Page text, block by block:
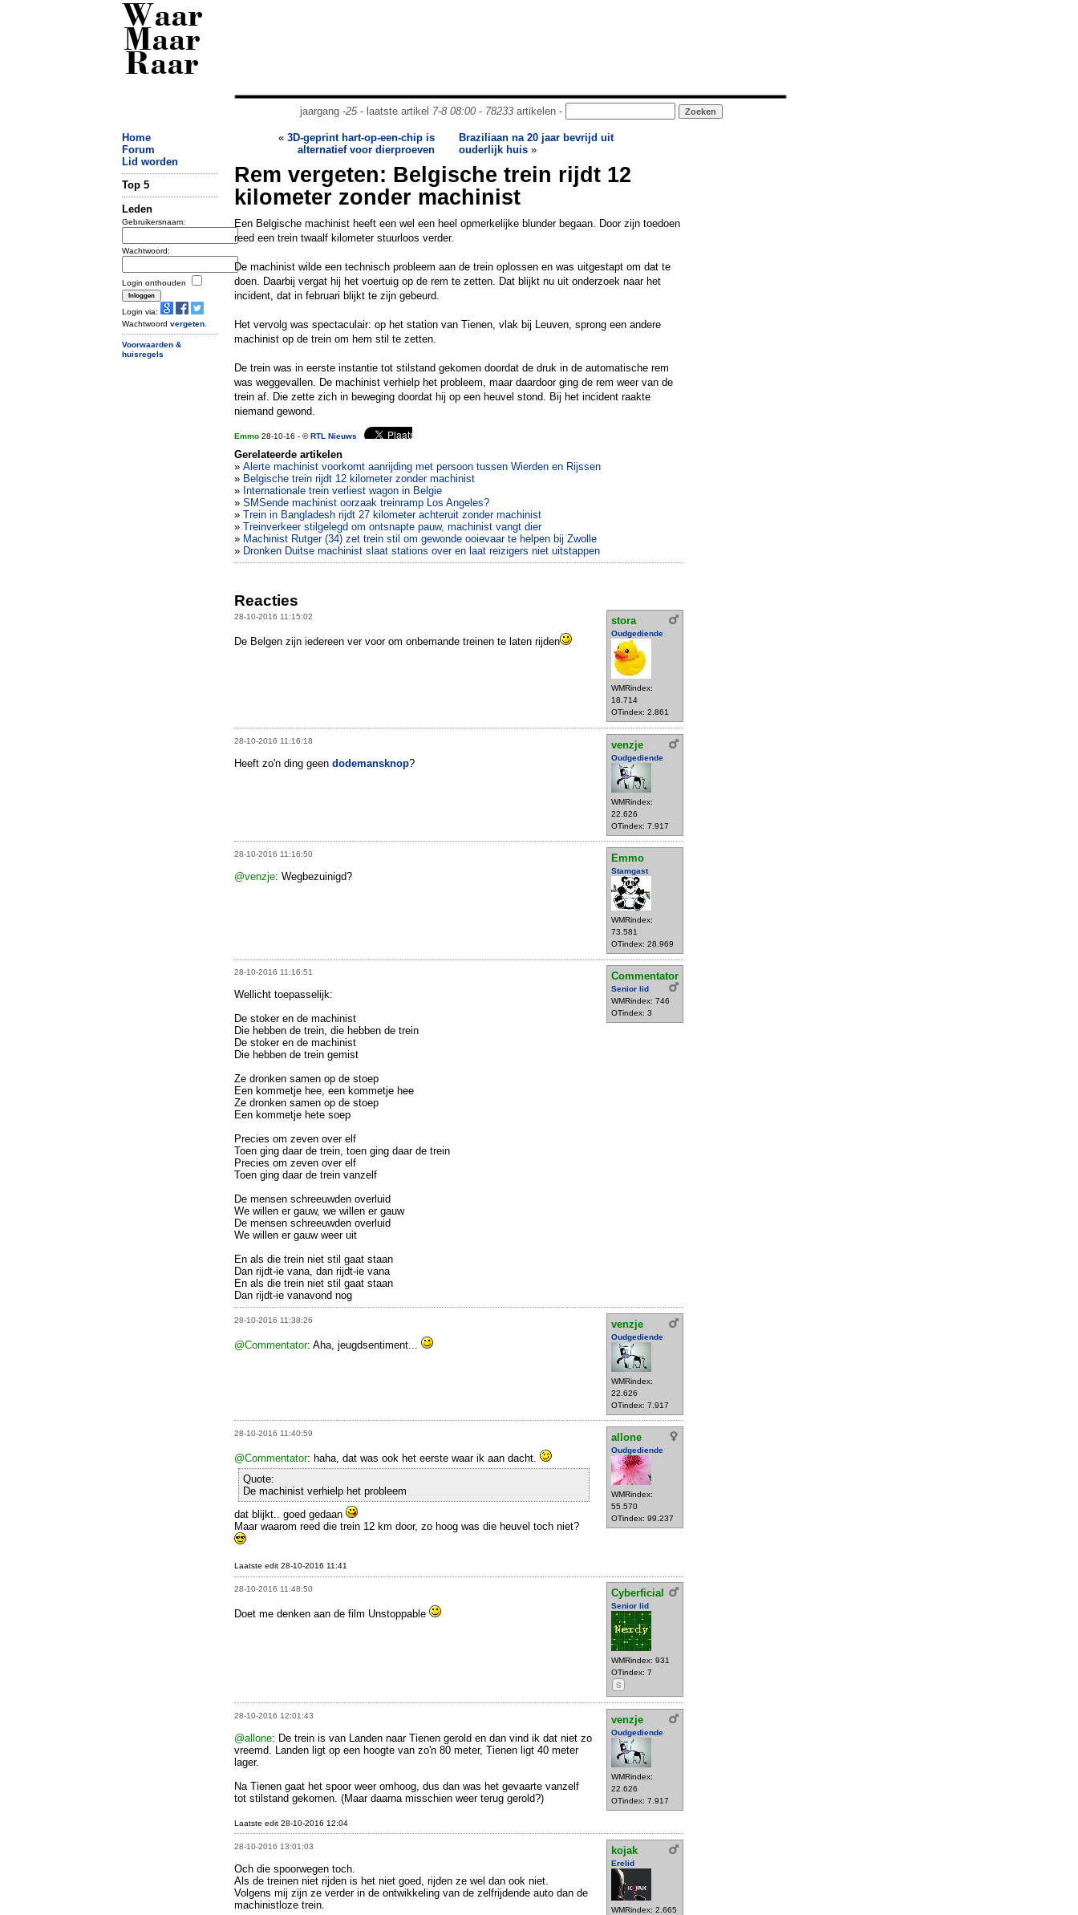
Waar
Maar
Raar
jaargang -25- laatste artikel 7-8 08:00- 78233artikelen -
Home
Forum
Lid worden
Top 5
Leden
Gebruikersnaam:
Wachtwoord:
Login onthouden
Login via:
Wachtwoord vergeten
Voorwaarden &
huisregels
« 3D-geprint hart-op-een-chip is
alternatief voor dierproeven
Braziliaan na 20 jaar bevrijd uit
ouderlijk huis »
Rem vergeten: Belgische trein rijdt 12
kilometer zonder machinist
Een Belgische machinist heeft een wel een heel opmerkelijke blunder begaan. Door zijn toedoen
reed een trein twaalf kilometer stuurloos verder.
De machinist wilde een technisch probleem aan de trein oplossen en was uitgestapt om dat te
doen. Daarbij vergat hij het voertuig op de rem te zetten. Dat blijkt nu uit onderzoek naar het
incident, dat in februari blijkt te zijn gebeurd.
Het vervolg was spectaculair: op het station van Tienen, vlak bij Leuven, sprong een andere
machinist op de trein om hem stil te zetten.
De trein was in eerste instantie tot stilstand gekomen doordat de druk in de automatische rem
was weggevallen. De machinist verhielp het probleem, maar daardoor ging de rem weer van de
trein af. Die zette zich in beweging doordat hij op een heuvel stond. Bij het incident raakte
niemand gewond.
Emmo 28-10-16 - ©RTL Nieuws
Gerelateerde artikelen
» Alerte machinist voorkomt aanrijding met persoon tussen Wierden en Rijssen
» Belgische trein rijdt 12 kilometer zonder machinist
» Internationale trein verliest wagon in Belgie
» SMSende machinist oorzaak treinramp Los Angeles?
» Trein in Bangladesh rijdt 27 kilometer achteruit zonder machinist
» Treinverkeer stilgelegd om ontsnapte pauw, machinist vangt dier
» Machinist Rutger (34) zet trein stil om gewonde ooievaar te helpen bij Zwolle
» Dronken Duitse machinist slaat stations over en laat reizigers niet uitstappen
Reacties
28-10-2016 11:15:02 stora
Oudgediende
WMRindex:
18.714
OTindex: 2.861
De Belgen zijn iedereen ver voor om onbemande treinen te laten rijden
28-10-2016 11:16:18 venzje
Oudgediende
WMRindex:
22.626
OTindex: 7.917
Heeft zo'n ding geen dodemansknop?
28-10-2016 11:16:50 Emmo
Stamgast
WMRindex:
73.581
OTindex: 28.969
@venzje: Wegbezuinigd?
28-10-2016 11:16:51 Commentator
Senior lid
WMRindex: 746
OTindex: 3
Wellicht toepasselijk:
De stoker en de machinist
Die hebben de trein, die hebben de trein
De stoker en de machinist
Die hebben de trein gemist
Ze dronken samen op de stoep
Een kommetje hee, een kommetje hee
Ze dronken samen op de stoep
Een kommetje hete soep
Precies om zeven over elf
Toen ging daar de trein, toen ging daar de trein
Precies om zeven over elf
Toen ging daar de trein vanzelf
De mensen schreeuwden overluid
We willen er gauw, we willen er gauw
De mensen schreeuwden overluid
We willen er gauw weer uit
En als die trein niet stil gaat staan
Dan rijdt-ie vana, dan rijdt-ie vana
En als die trein niet stil gaat staan
Dan rijdt-ie vanavond nog
28-10-2016 11:38:26 venzje
Oudgediende
WMRindex:
22.626
OTindex: 7.917
@Commentator: Aha, jeugdsentiment...
28-10-2016 11:40:59 allone
Oudgediende
WMRindex:
55.570
OTindex: 99.237
@Commentator: haha, dat was ook het eerste waar ik aan dacht.
Quote:
De machinist verhielp het probleem
dat blijkt.. goed gedaan
Maar waarom reed die trein 12 km door, zo hoog was die heuvel toch niet?
Laatste edit 28-10-2016 11:41
28-10-2016 11:48:50 Cyberficial
Senior lid
WMRindex: 931
OTindex: 7
S
Doet me denken aan de film Unstoppable
28-10-2016 12:01:43 venzje
Oudgediende
WMRindex:
22.626
OTindex: 7.917
@allone: De trein is van Landen naar Tienen gerold en dan vind ik dat niet zo
vreemd. Landen ligt op een hoogte van zo'n 80 meter, Tienen ligt 40 meter
lager.
Na Tienen gaat het spoor weer omhoog, dus dan was het gevaarte vanzelf
tot stilstand gekomen. (Maar daarna misschien weer terug gerold?)
Laatste edit 28-10-2016 12:04
28-10-2016 13:01:03 kojak
Erelid
WMRindex: 2.665
Och die spoorwegen toch.
Als de treinen niet rijden is het niet goed, rijden ze wel dan ook niet.
Volgens mij zijn ze verder in de ontwikkeling van de zelfrijdende auto dan de
machinistloze trein.